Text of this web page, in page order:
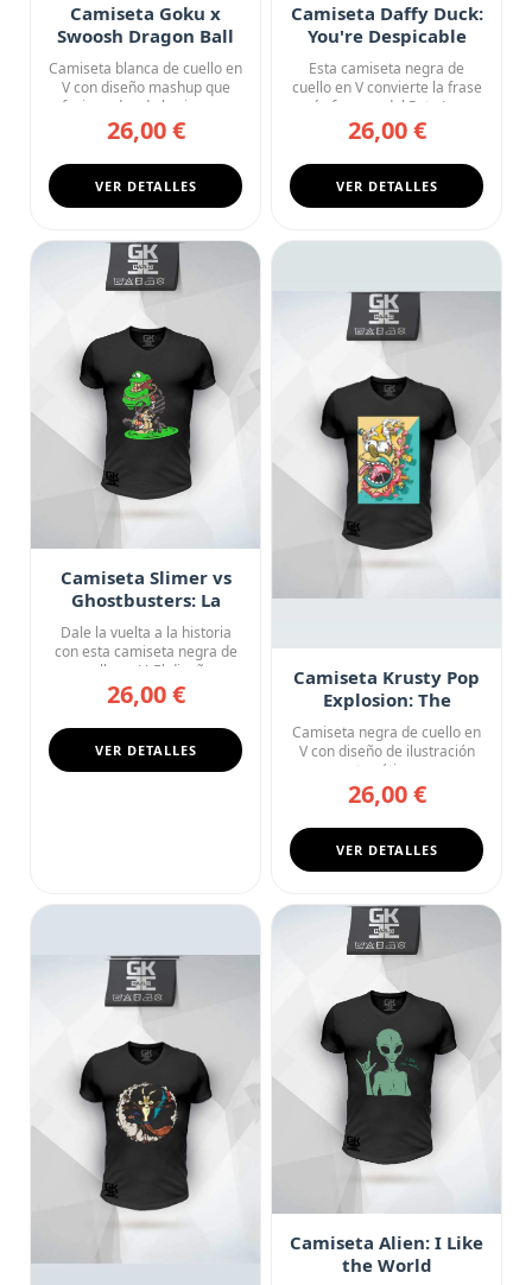
Camiseta Goku x
Swoosh Dragon Ball
Street Collab
Camiseta blanca de cuello en
V con diseño mashup que
fusiona dos de los icono...
26,00 €
VER DETALLES
Camiseta Daffy Duck:
You're Despicable
Esta camiseta negra de
cuello en V convierte la frase
más famosa del Pato Luc...
26,00 €
VER DETALLES
Camiseta Slimer vs
Ghostbusters: La
Venganza de
Moquete
Dale la vuelta a la historia
con esta camiseta negra de
cuello en V. El diseñ...
26,00 €
VER DETALLES
Camiseta Krusty Pop
Explosion: The
Simpsons Cartoon
Chaos
Camiseta negra de cuello en
V con diseño de ilustración
pop art caótica y exp...
26,00 €
VER DETALLES
Camiseta Alien: I Like
the World